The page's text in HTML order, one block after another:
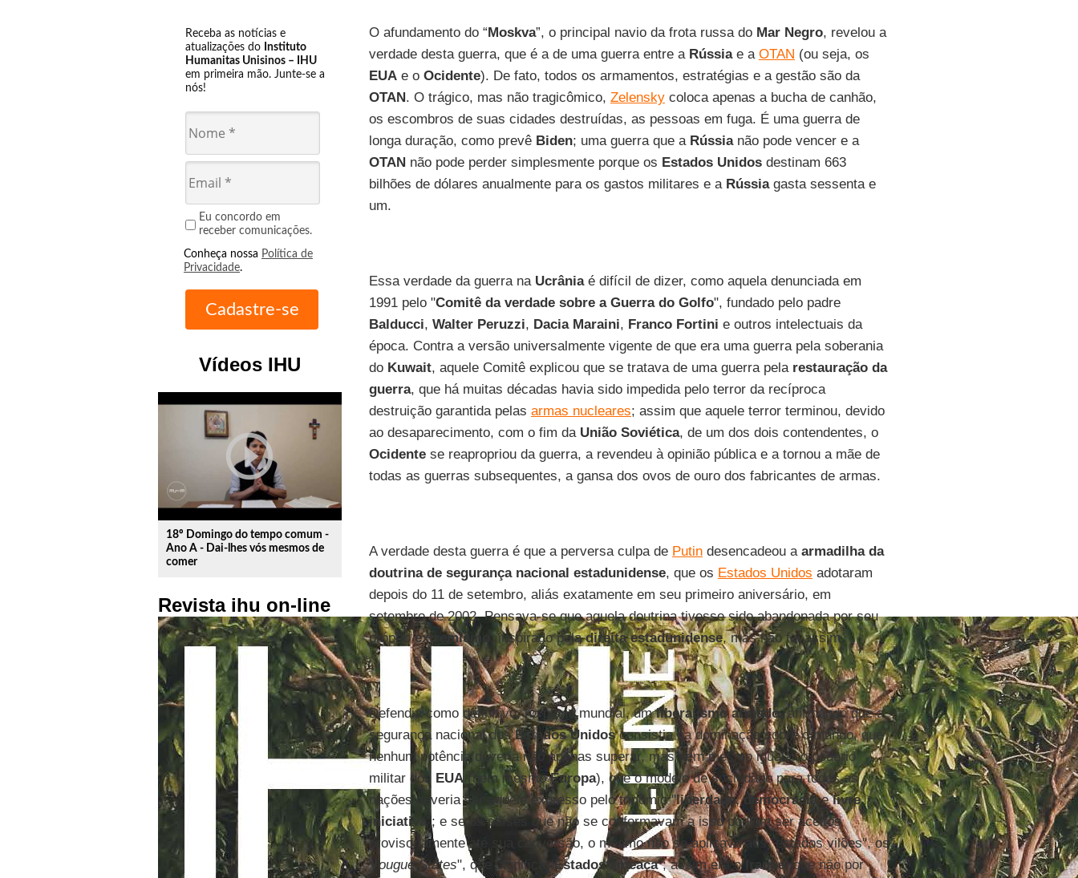
Receba as notícias e
atualizações do Instituto
Humanitas Unisinos – IHU
em primeira mão. Junte-se a
nós!
Eu concordo em
receber comunicações.
Conheça nossa Política de
Privacidade.
Vídeos IHU
play_circle_outline
18º Domingo do tempo comum -
Ano A - Dai-lhes vós mesmos de
comer
Revista ihu on-line
O afundamento do “Moskva”, o principal navio da frota russa do Mar Negro, revelou a
verdade desta guerra, que é a de uma guerra entre a Rússiae a OTAN (ou seja, os
EUAe o Ocidente). De fato, todos os armamentos, estratégias e a gestão são da
OTAN. O trágico, mas não tragicômico, Zelenskycoloca apenas a bucha de canhão,
os escombros de suas cidades destruídas, as pessoas em fuga. É uma guerra de
longa duração, como prevê Biden; uma guerra que a Rússianão pode vencer e a
OTANnão pode perder simplesmente porque os Estados Unidosdestinam 663
bilhões de dólares anualmente para os gastos militares e a Rússiagasta sessenta e
um.
Essa verdade da guerra na Ucrâniaé difícil de dizer, como aquela denunciada em
1991 pelo "Comitê da verdade sobre a Guerra do Golfo", fundado pelo padre
Balducci, Walter Peruzzi, Dacia Maraini, Franco Fortini e outros intelectuais da
época. Contra a versão universalmente vigente de que era uma guerra pela soberania
do Kuwait, aquele Comitê explicou que se tratava de uma guerra pela restauração da
guerra, que há muitas décadas havia sido impedida pelo terror da recíproca
destruição garantida pelas armas nucleares; assim que aquele terror terminou, devido
ao desaparecimento, com o fim da União Soviética, de um dos dois contendentes, o
Ocidentese reapropriou da guerra, a revendeu à opinião pública e a tornou a mãe de
todas as guerras subsequentes, a gansa dos ovos de ouro dos fabricantes de armas.
A verdade desta guerra é que a perversa culpa de Putindesencadeou a armadilha da
doutrina de segurança nacional estadunidense, que os Estados Unidos adotaram
depois do 11 de setembro, aliás exatamente em seu primeiro aniversário, em
setembro de 2002. Pensava-se que aquela doutrina tivesse sido abandonada por seu
próprioextremismo , inspirado peladireita estadunidense, mas não foi assim.
Defendia como definitivo, no plano mundial, umliberalismo armado, afirmando que a
segurança nacional dosEstados Unidosconsistia na dominação sobre o mundo, que
nenhum potência deveria não apenas superar, mas nem mesmo igualar o poderio
militar dos EUA (nem mesmoEuropa), que o modelo de sociedade para todas as
nações deveria ser aquele expresso pelo trinômio "liberdade,democraciaelivre
iniciativa "; e se os países que não se conformavam a isso podiam ser aceitos
provisoriamente até sua conversão, o mesmo não se aplicava aos "estados vilões", os
" rougue States", que significa “Estados ameaça”; assim era o Iraque, que não por